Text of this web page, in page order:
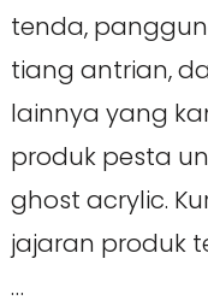
tenda,
tiang antrian,
lainnya yang
produk pesta
ghost acrylic.
jajaran produk
…